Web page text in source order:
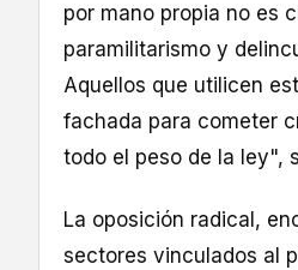
por mano propia no es
paramilitarismo y
Aquellos que utilicen
fachada para cometer
todo el peso de la ley",
La oposición radical,
sectores vinculados al